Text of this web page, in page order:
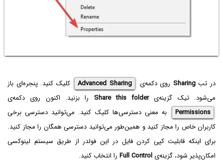
در تبSharing روی دکمه‌ی Advanced Sharing
کلیک کنید. پنجره‌ای باز
می‌شود. تیک گزینه‌یShare this folder را بزنید. اکنون روی دکمه‌ی
Permissions
به معنی دسترسی‌ها کلیک کنید. می‌توانید دسترسی برخی
کاربران خاص را مجاز کنید و همین‌طور می‌توانید دسترسی همگان را مجاز کنید.
برای اینکه قابلیت کپی کردن فایل در این فولدر از طریق سیستم لینوکسی
امکان‌پذیر شود، گزینه‌ی Full Control را انتخاب کنید.